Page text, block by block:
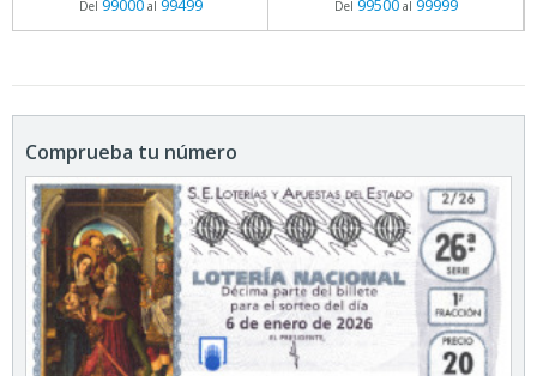
Del 99000al 99499 Del 99500al 99999
Comprueba tu número